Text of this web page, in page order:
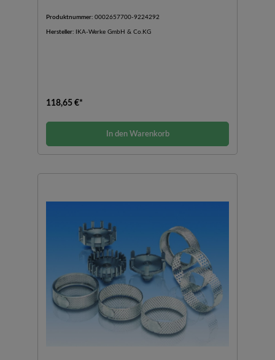
Produktnummer: 0002657700-9224292
Hersteller: IKA-Werke GmbH & Co.KG
118,65 €*
In den Warenkorb